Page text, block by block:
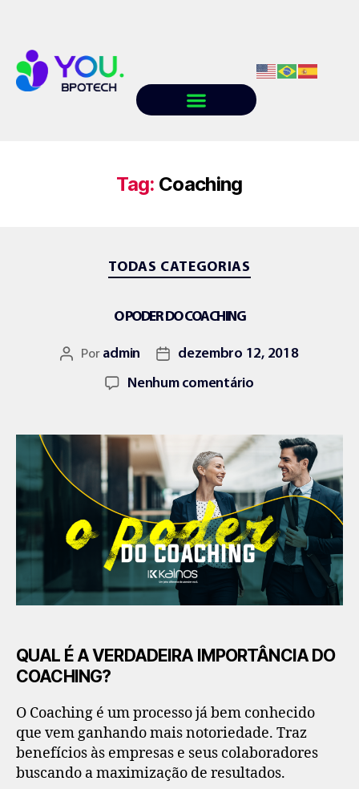
Tag: Coaching
TODAS CATEGORIAS
O PODER DO COACHING
Por admin
dezembro 12, 2018
Nenhum comentário
QUAL É A VERDADEIRA IMPORTÂNCIA DO
COACHING?
O Coaching é um processo já bem conhecido
que vem ganhando mais notoriedade. Traz
benefícios às empresas e seus colaboradores
buscando a maximização de resultados.